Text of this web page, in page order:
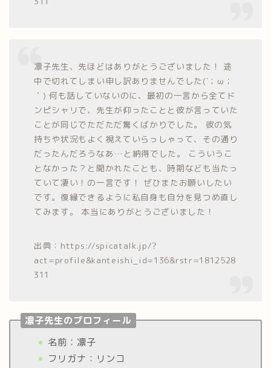
凛子先生、先ほどはありがとうございました！ 途
中で切れてしまい申し訳ありませんでした(´；ω；
｀) 何も話していないのに、最初の一言から全てド
ンピシャリで、先生が仰ったことと彼が言っていた
ことが同じでただただ驚くばかりでした。 彼の気
持ちや状況もよく視えていらっしゃって、その通り
だったんだろうなあ…と納得でした。 こういうこ
となかった？と聞かれたことも、時期なども当たっ
ていて凄い！の一言です！ ぜひまたお願いしたい
です。復縁できるように私自身も自分を見つめ直し
てみます。 本当にありがとうございました！
出典：https://spicatalk.jp/?
act=profile&kanteishi_id=136&rstr=1812528
311
凛子先生のプロフィール
名前：凛子
フリガナ：リンコ